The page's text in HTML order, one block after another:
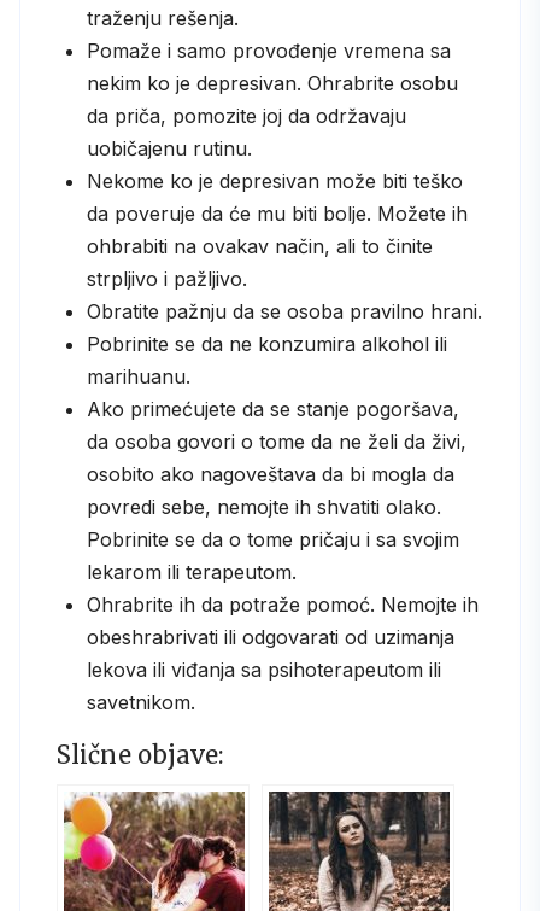
traženju rešenja.
Pomaže i samo provođenje vremena sa
nekim ko je depresivan. Ohrabrite osobu
da priča, pomozite joj da održavaju
uobičajenu rutinu.
Nekome ko je depresivan može biti teško
da poveruje da će mu biti bolje. Možete ih
ohbrabiti na ovakav način, ali to činite
strpljivo i pažljivo.
Obratite pažnju da se osoba pravilno hrani.
Pobrinite se da ne konzumira alkohol ili
marihuanu.
Ako primećujete da se stanje pogoršava,
da osoba govori o tome da ne želi da živi,
osobito ako nagoveštava da bi mogla da
povredi sebe, nemojte ih shvatiti olako.
Pobrinite se da o tome pričaju i sa svojim
lekarom ili terapeutom.
Ohrabrite ih da potraže pomoć. Nemojte ih
obeshrabrivati ili odgovarati od uzimanja
lekova ili viđanja sa psihoterapeutom ili
savetnikom.
Slične objave: